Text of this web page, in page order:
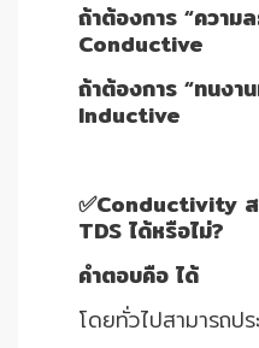
ถ้าต้องการ “ความ
Conductive
ถ้าต้องการ “ทนง
Inductive
✅Conductivity ส
TDS ได้หรือไม่?
คำตอบคือ ได้
โดยทั่วไปสามารถป